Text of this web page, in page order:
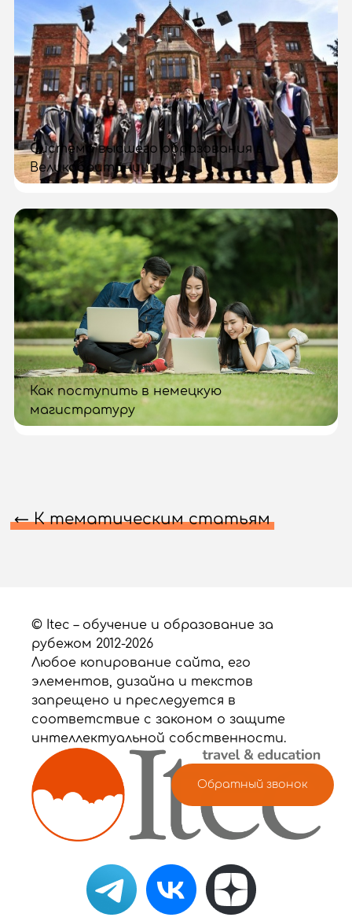
Система высшего образования в
Великобритании
Как поступить в немецкую
магистратуру
← К тематическим статьям
Обратный звонок
© Itec – обучение и образование за
рубежом 2012-2026
Любое копирование сайта, его
элементов, дизайна и текстов
запрещено и преследуется в
соответствие с законом о защите
интеллектуальной собственности.